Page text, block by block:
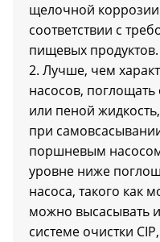
щелочной
соответствии с
пищевых продуктов.
2. Лучше, чем
насосов,
или пеной
при
поршневым
уровне ниже
насоса, такого как
можно высасывать
системе очистки